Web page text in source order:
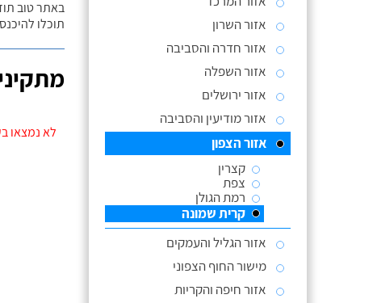
אזור השרון
אזור חדרה והסביבה
אזור השפלה
אזור ירושלים
אזור מודיעין והסביבה
אזור הצפון
קצרין
צפת
רמת הגולן
קרית שמונה
אזור הגליל והעמקים
מישור החוף הצפוני
אזור חיפה והקריות
באתר טוב
תוכלו
לא נמצאו